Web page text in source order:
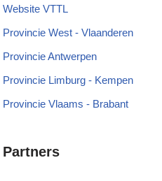
Website VTTL
Provincie West - Vlaanderen
Provincie Antwerpen
Provincie Limburg - Kempen
Provincie Vlaams - Brabant
Partners